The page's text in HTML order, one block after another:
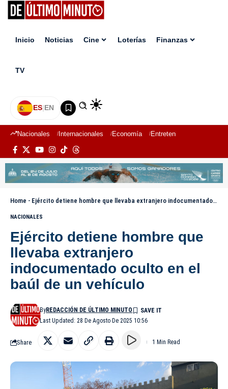
Inicio Noticias Cine Loterías Finanzas
TV
ES|EN
Nacionales Internacionales Economía Entretenimiento
Home - Ejército detiene hombre que llevaba extranjero indocumentado oculto en el baúl de un vehículo
NACIONALES
Ejército detiene hombre que
llevaba extranjero
indocumentado oculto en el
baúl de un vehículo
Last Updated: 28 De Agosto De 2025 10:56
ByREDACCIÓN DE ÚLTIMO MINUTO
Share 1 Min Read